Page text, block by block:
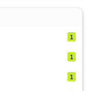
1
1
1